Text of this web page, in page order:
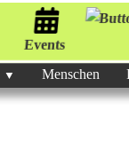
Events
Menschen